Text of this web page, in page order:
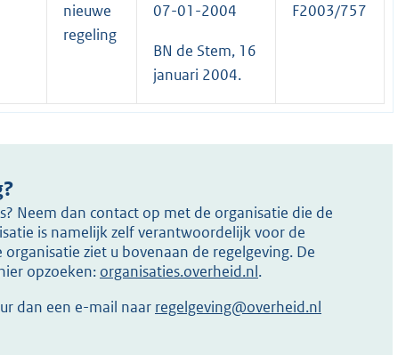
nieuwe
regeling
07-01-2004
BN de Stem, 16
januari 2004.
F2003/757
Neem dan contact op met de organisatie die de
is namelijk zelf verantwoordelijk voor de
ziet u bovenaan de regelgeving. De
opzoeken: organisaties.overheid.nl.
dan een e-mail naar regelgeving@overheid.nl